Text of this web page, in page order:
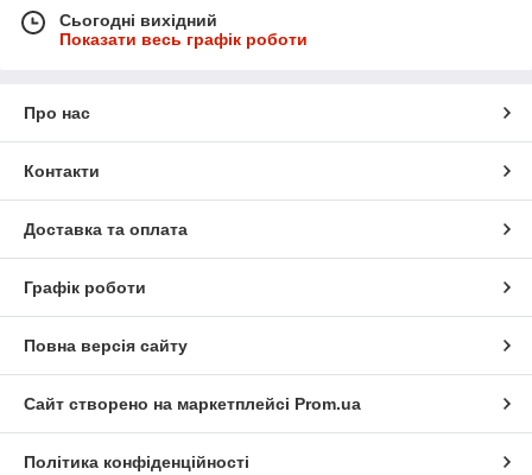
Сьогодні вихідний
Показати весь графік роботи
Про нас
Контакти
Доставка та оплата
Графік роботи
Повна версія сайту
Сайт створено на маркетплейсі Prom.ua
Політика конфіденційності